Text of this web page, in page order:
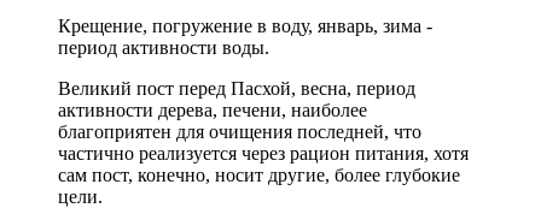
Крещение, погружение в воду, январь, зима -
период активности воды.
Великий пост перед Пасхой, весна, период
активности дерева, печени, наиболее
благоприятен для очищения последней, что
частично реализуется через рацион питания, хотя
сам пост, конечно, носит другие, более глубокие
цели.